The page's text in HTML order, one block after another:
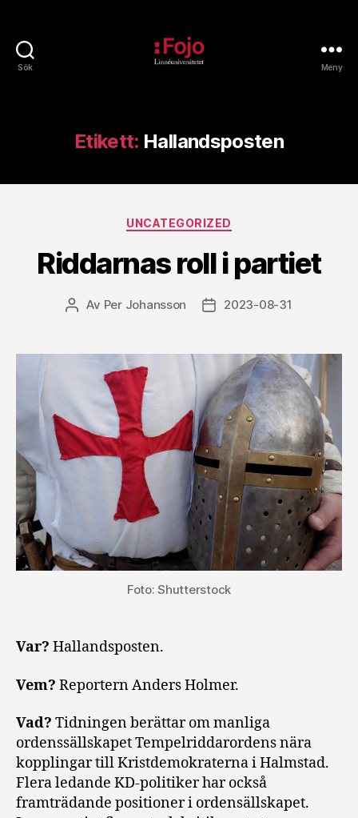
Sök Meny
Etikett: Hallandsposten
Kategorier
UNCATEGORIZED
Riddarnas roll i partiet
Inläggsförfattare
Av Per Johansson Inläggsdatum
2023-08-31
Foto: Shutterstock
Var? Hallandsposten.
Vem? Reportern Anders Holmer.
Vad? Tidningen berättar om manliga
ordenssällskapet Tempelriddarordens nära
kopplingar till Kristdemokraterna i Halmstad.
Flera ledande KD-politiker har också
framträdande positioner i ordensällskapet.